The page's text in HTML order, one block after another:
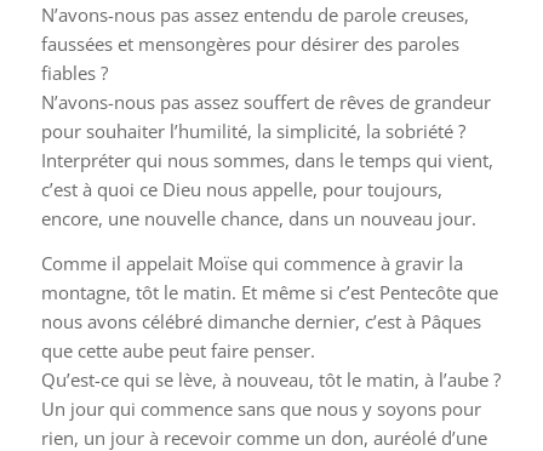
N’avons-nous pas assez entendu de parole creuses,
faussées et mensongères pour désirer des paroles
fiables ?
N’avons-nous pas assez souffert de rêves de grandeur
pour souhaiter l’humilité, la simplicité, la sobriété ?
Interpréter qui nous sommes, dans le temps qui vient,
c’est à quoi ce Dieu nous appelle, pour toujours,
encore, une nouvelle chance, dans un nouveau jour.
Comme il appelait Moïse qui commence à gravir la
montagne, tôt le matin. Et même si c’est Pentecôte que
nous avons célébré dimanche dernier, c’est à Pâques
que cette aube peut faire penser.
Qu’est-ce qui se lève, à nouveau, tôt le matin, à l’aube ?
Un jour qui commence sans que nous y soyons pour
rien, un jour à recevoir comme un don, auréolé d’une